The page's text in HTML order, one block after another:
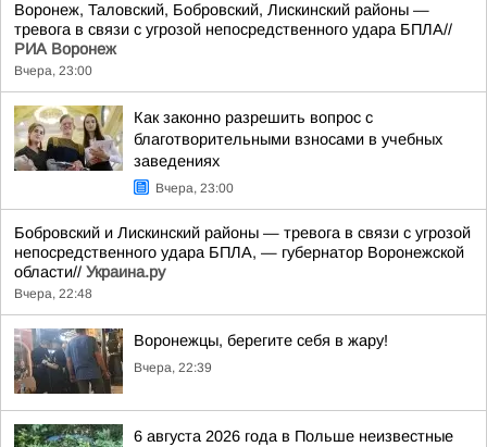
Воронеж, Таловский, Бобровский, Лискинский районы —
тревога в связи с угрозой непосредственного удара БПЛА//
РИА Воронеж
Вчера, 23:00
Как законно разрешить вопрос с
благотворительными взносами в учебных
заведениях
Вчера, 23:00
Бобровский и Лискинский районы — тревога в связи с угрозой
непосредственного удара БПЛА, — губернатор Воронежской
области// Украина.ру
Вчера, 22:48
Воронежцы, берегите себя в жару!
Вчера, 22:39
6 августа 2026 года в Польше неизвестные